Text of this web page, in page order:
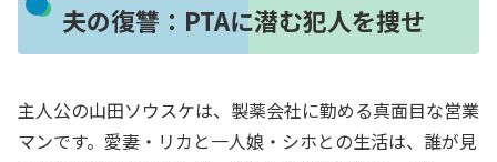
夫の復讐：PTAに潜む犯人を捜せ
主人公の山田ソウスケは、製薬会社に勤める真面目な営業
マンです。愛妻・リカと一人娘・シホとの生活は、誰が見